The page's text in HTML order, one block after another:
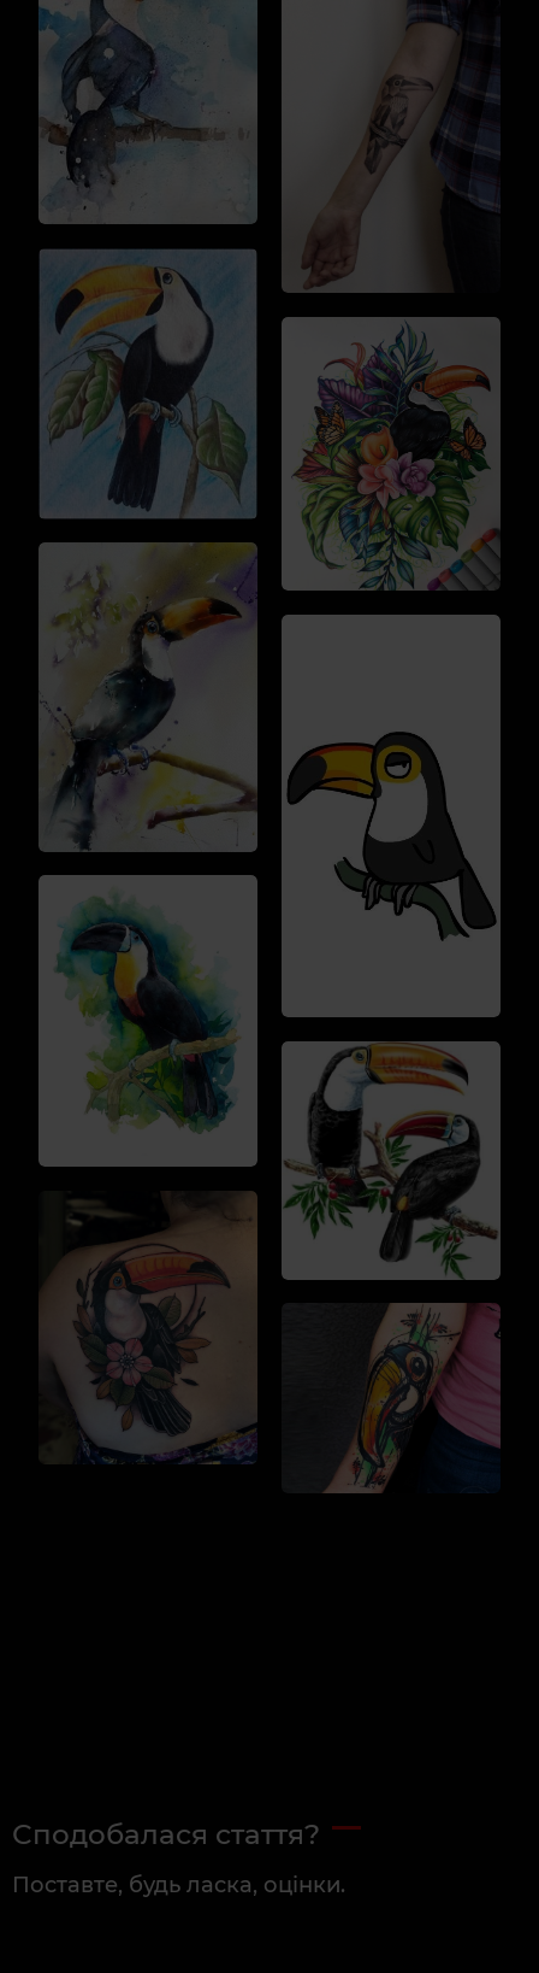
Сподобалася стаття?
Поставте, будь ласка, оцінки.